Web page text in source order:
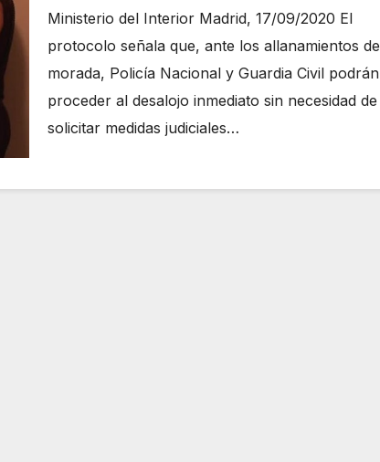
mejora su respuesta ante las
ocupaciones
Ministerio del Interior Madrid, 17/09/2020 El
protocolo señala que, ante los allanamientos de
morada, Policía Nacional y Guardia Civil podrán
proceder al desalojo inmediato sin necesidad de
solicitar medidas judiciales…